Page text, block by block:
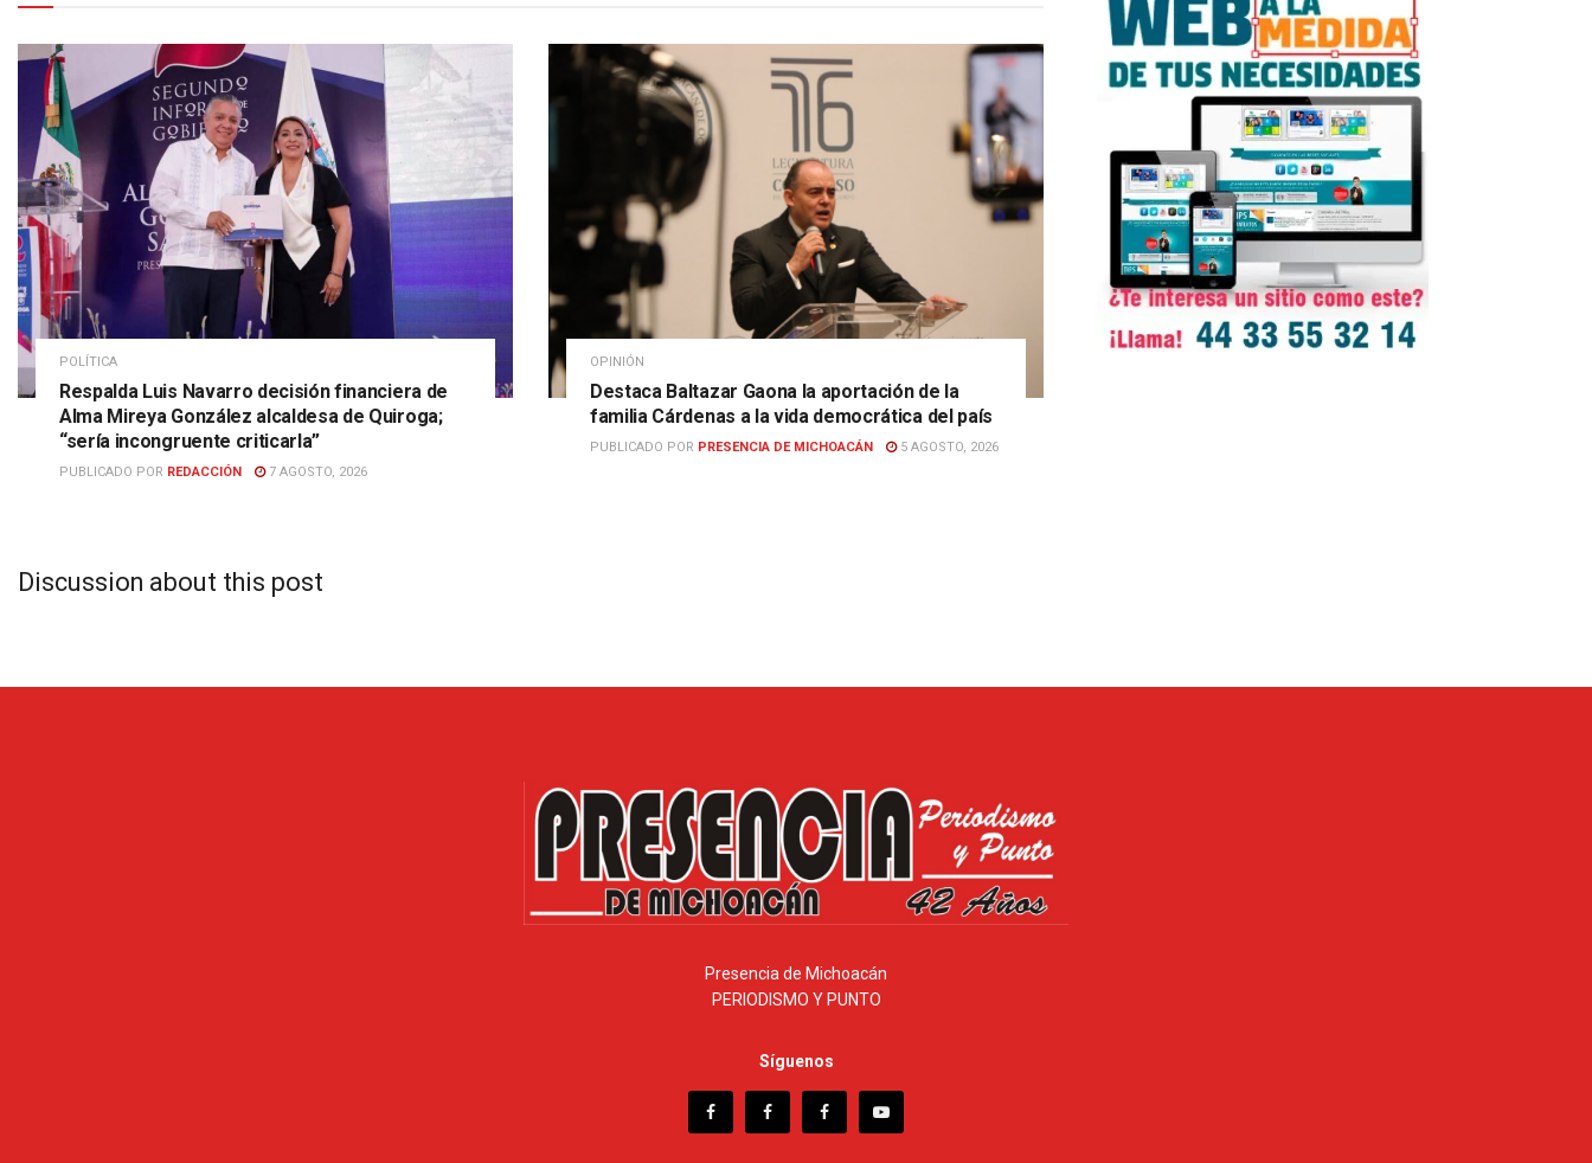
POLÍTICA
Respalda Luis Navarro decisión financiera de
Alma Mireya González alcaldesa de Quiroga;
“sería incongruente criticarla”
PUBLICADO POR REDACCIÓN 7 AGOSTO, 2026
OPINIÓN
Destaca Baltazar Gaona la aportación de la
familia Cárdenas a la vida democrática del país
PUBLICADO POR PRESENCIA DE MICHOACÁN 5 AGOSTO, 2026
Discussion about this post
Presencia de Michoacán
PERIODISMO Y PUNTO
Síguenos